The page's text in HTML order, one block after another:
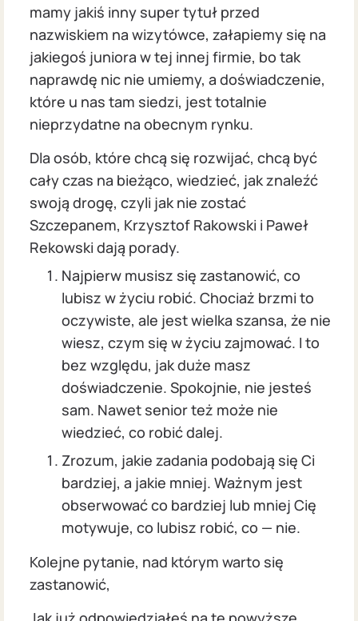
mamy jakiś inny super tytuł przed
nazwiskiem na wizytówce, załapiemy się na
jakiegoś juniora w tej innej firmie, bo tak
naprawdę nic nie umiemy, a doświadczenie,
które u nas tam siedzi, jest totalnie
nieprzydatne na obecnym rynku.
Dla osób, które chcą się rozwijać, chcą być
cały czas na bieżąco, wiedzieć, jak znaleźć
swoją drogę, czyli jak nie zostać
Szczepanem, Krzysztof Rakowski i Paweł
Rekowski dają porady.
Najpierw musisz się zastanowić, co
lubisz w życiu robić. Chociaż brzmi to
oczywiste, ale jest wielka szansa, że nie
wiesz, czym się w życiu zajmować. I to
bez względu, jak duże masz
doświadczenie. Spokojnie, nie jesteś
sam. Nawet senior też może nie
wiedzieć, co robić dalej.
Zrozum, jakie zadania podobają się Ci
bardziej, a jakie mniej. Ważnym jest
obserwować co bardziej lub mniej Cię
motywuje, co lubisz robić, co — nie.
Kolejne pytanie, nad którym warto się
zastanowić,